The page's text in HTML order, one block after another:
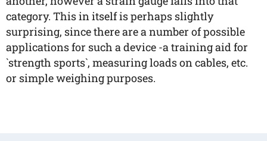
category. This in itself is perhaps slightly
surprising, since there are a number of possible
applications for such a device -a training aid for
`strength sports`, measuring loads on cables, etc.
or simple weighing purposes.